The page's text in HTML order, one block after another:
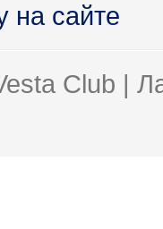
на сайте
Club |